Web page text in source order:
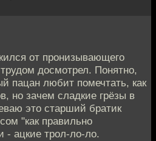
от пронизывающего
досмотрел. Понятно,
пацан любит помечтать, как
но зачем сладкие грёзы в
это старший братик
"как правильно
- ацкие трол-ло-ло.